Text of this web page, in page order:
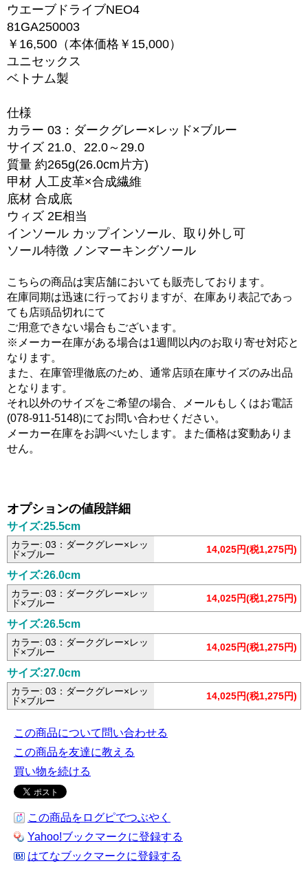
ウエーブドライブNEO4
81GA250003
￥16,500（本体価格￥15,000）
ユニセックス
ベトナム製
仕様
カラー 03：ダークグレー×レッド×ブルー
サイズ 21.0、22.0～29.0
質量 約265g(26.0cm片方)
甲材 人工皮革×合成繊維
底材 合成底
ウィズ 2E相当
インソール カップインソール、取り外し可
ソール特徴 ノンマーキングソール
こちらの商品は実店舗においても販売しております。
在庫同期は迅速に行っておりますが、在庫あり表記であっ
ても店頭品切れにて
ご用意できない場合もございます。
※メーカー在庫がある場合は1週間以内のお取り寄せ対応と
なります。
また、在庫管理徹底のため、通常店頭在庫サイズのみ出品
となります。
それ以外のサイズをご希望の場合、メールもしくはお電話
(078-911-5148)にてお問い合わせください。
メーカー在庫をお調べいたします。また価格は変動ありま
せん。
オプションの値段詳細
サイズ:25.5cm
カラー: 03：ダークグレー×レッ
ド×ブルー
14,025円(税1,275円)
サイズ:26.0cm
カラー: 03：ダークグレー×レッ
ド×ブルー
14,025円(税1,275円)
サイズ:26.5cm
カラー: 03：ダークグレー×レッ
ド×ブルー
14,025円(税1,275円)
サイズ:27.0cm
カラー: 03：ダークグレー×レッ
ド×ブルー
14,025円(税1,275円)
この商品について問い合わせる
この商品を友達に教える
買い物を続ける
この商品をログピでつぶやく
Yahoo!ブックマークに登録する
はてなブックマークに登録する